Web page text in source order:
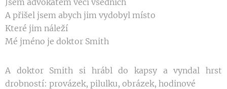
A přišel jsem abych jim vydobyl místo
Které jim náleží
Mé jméno je doktor Smith
A doktor Smith si hrábl do kapsy a vyndal hrst
drobností: provázek, pilulku, obrázek, hodinové